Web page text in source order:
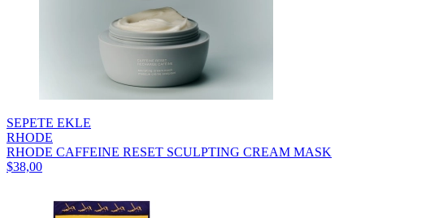
SEPETE EKLE
RHODE
RHODE CAFFEINE RESET SCULPTING CREAM MASK
$38,00